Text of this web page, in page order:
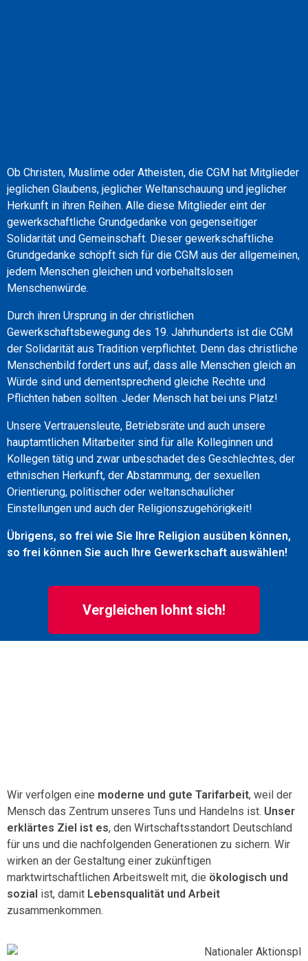
Ob Christen, Muslime oder Atheisten, die CGM hat Mitglieder
jeglichen Glaubens, jeglicher Weltanschauung und jeglicher
Herkunft in ihren Reihen. Alle diese Mitglieder eint der
gewerkschaftliche Grundgedanke von gegenseitiger
Solidarität und Gemeinschaft. Dieser gewerkschaftliche
Grundgedanke schöpft sich für die CGM aus der allgemeinen,
jedem Menschen gleichen und vorbehaltslosen
Menschenwürde.
Durch ihren Ursprung in der christlichen
Gewerkschaftsbewegung des 19. Jahrhunderts ist die CGM
der Solidarität aus Tradition verpflichtet. Denn das christliche
Menschenbild fordert uns auf, dass alle Menschen gleich an
Würde sind und dementsprechend gleiche Rechte und
Pflichten haben sollten. Jeder Mensch hat bei uns Platz!
Unsere Vertrauensleute, Betriebsräte und auch unsere
hauptamtlichen Mitarbeiter sind für alle Kolleginnen und
Kollegen tätig und zwar unbeschadet des Geschlechtes, der
ethnischen Herkunft, der Abstammung, der sexuellen
Orientierung, politischer oder weltanschaulicher
Einstellungen und auch der Religionszugehörigkeit!
Übrigens, so frei wie Sie Ihre Religion ausüben können,
so frei können Sie auch Ihre Gewerkschaft auswählen!
Vergleichen lohnt sich!
Wir verfolgen eine moderne und gute Tarifarbeit, weil der
Mensch das Zentrum unseres Tuns und Handelns ist. Unser
erklärtes Ziel ist es, den Wirtschaftsstandort Deutschland
für uns und die nachfolgenden Generationen zu sichern. Wir
wirken an der Gestaltung einer zukünftigen
marktwirtschaftlichen Arbeitswelt mit, die ökologisch und
sozial ist, damit Lebensqualität und Arbeit
zusammenkommen.